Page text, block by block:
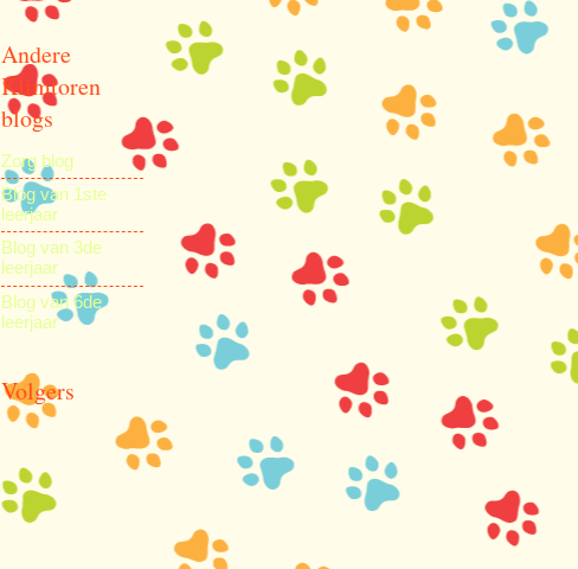
Andere
Klimtoren
blogs
Zorg blog
Blog van 1ste
leerjaar
Blog van 3de
leerjaar
Blog van 6de
leerjaar
Volgers